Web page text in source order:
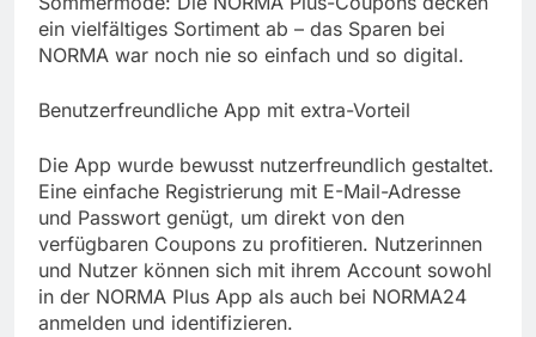
ein vielfältiges Sortiment ab – das Sparen bei
NORMA war noch nie so einfach und so digital.
Benutzerfreundliche App mit extra-Vorteil
Die App wurde bewusst nutzerfreundlich gestaltet.
Eine einfache Registrierung mit E-Mail-Adresse
und Passwort genügt, um direkt von den
verfügbaren Coupons zu profitieren. Nutzerinnen
und Nutzer können sich mit ihrem Account sowohl
in der NORMA Plus App als auch bei NORMA24
anmelden und identifizieren.